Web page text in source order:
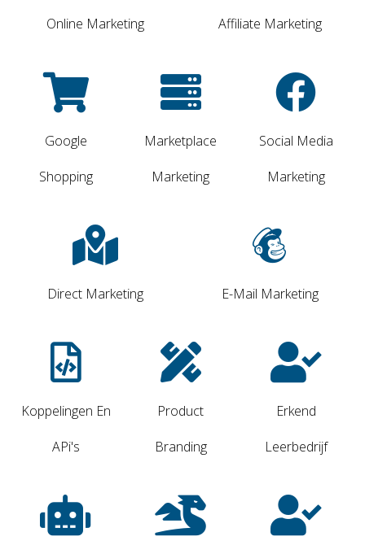
Online Marketing Affiliate Marketing
Google
Shopping
Marketplace
Marketing
Social Media
Marketing
Direct Marketing E-Mail Marketing
Koppelingen En
APi's
Product
Branding
Erkend
Leerbedrijf